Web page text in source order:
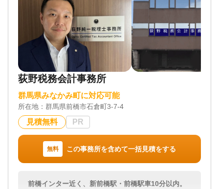
荻野税務会計事務所
群馬県みなかみ町に対応可能
所在地： 群馬県前橋市石倉町3-7-4
見積無料 PR
無料 この事務所を含めて一括見積をする
前橋インター近く、新前橋駅・前橋駅車10分以内。